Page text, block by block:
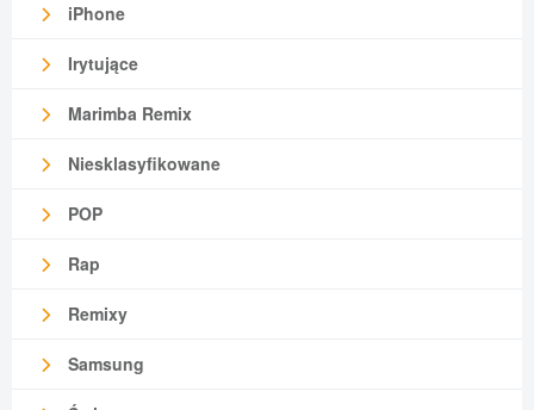
iPhone
Irytujące
Marimba Remix
Niesklasyfikowane
POP
Rap
Remixy
Samsung